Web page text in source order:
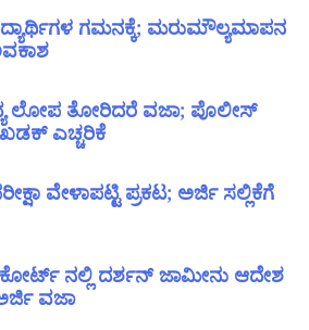
ಗಮನಕ್ಕೆ; ಮರುಮೌಲ್ಯಮಾಪನ
ಲೋಪ ತೋರಿದರೆ ವಜಾ; ಪೊಲೀಸ್
ಎಚ್ಚರಿಕೆ
ವೇಳಾಪಟ್ಟಿ ಪ್ರಕಟ; ಅರ್ಜಿ ಸಲ್ಲಿಕೆಗೆ
ಕೋರ್ಟ್ ನಲ್ಲಿ ದರ್ಶನ್ ಜಾಮೀನು ಆದೇಶ
ವಜಾ